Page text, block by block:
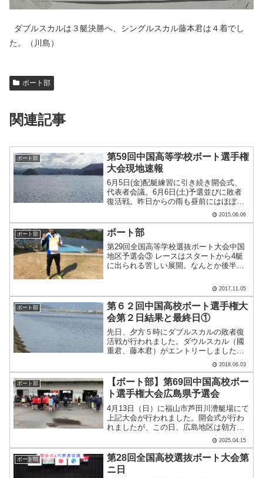
ダブルスカルは３艇決勝へ、シングルスカル藤本君は４着でし
た。（川島）
ボート部
関連記事
ボート部
第59回中国高等学校ボート選手権
大会現地速報
6月5日(金)配艇練習に引き続き開会式、
代表者会議。6月6日(土)予選並びに敗者
復活戦。昨日からの雨も昼前にはほぼ消
え、午後は青空が広がっています。ダブ
めました。(高橋)
2015.06.06
ボート部 ボート部
第29回全国高等学校選抜ボート大会中国
地区予選会③ レースはスタートから4艇
に出られる苦しい展開。なんとか後半ま
を通過。結果は・・・。 2着でゴール❗３
月に行われる全国大会への切符を手に入
れました！ 艇速.....
2017.11.05
ボート部
第６２回中国高校ボート選手権大
会第２日結果と最終日①
先日、夕方５時にダブルスカルの敗者復
活戦が行われました。ダウルスカル（國
重君、藤本君）がエントリーしました。
結果は・・・。 あと少しのところで力及
ばず、3着で準決勝進出はなりませんでし
た。 初日の結果、本校からは、シングル
スカル、ダブルスカ.....
2018.06.03
ボート部
【ボート部】第69回中国高校ボー
ト選手権大会広島県予選会
4月13日（日）に福山市芦田川漕艇場にて
上記大会が行われました。開会式が行わ
れましたが、この日、広島地区は朝方か
ら強風に見舞われた日・・・。福山地区
は当日ちょうど試合の時間帯と荒天が重
なり・・・Screenshotコースでは白波が
立つ危険な.....
2025.04.15
ボート部
第28回全国高校選抜ボート大会第
ニ日